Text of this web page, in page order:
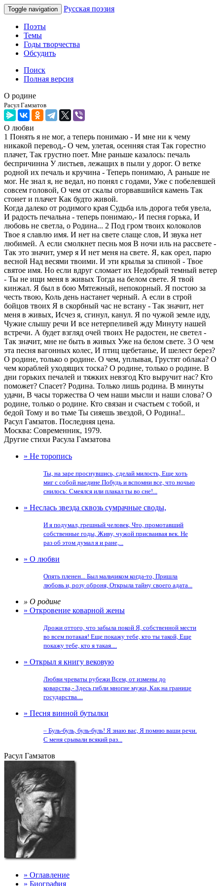
Toggle navigation Русская поэзия
Поэты
Темы
Годы творчества
Обсудить
Поиск
Полная версия
О родине
Расул Гамзатов
О любви
1 Понять я не мог, а теперь понимаю - И мне ни к чему
никакой перевод,- О чем, улетая, осенняя стая Так горестно
плачет, Так грустно поет. Мне раньше казалось: печаль
беспричинна У листьев, лежащих в пыли у дорог. О ветке
родной их печаль и кручина - Теперь понимаю, А раньше не
мог. Не знал я, не ведал, но понял с годами, Уже с побелевшей
совсем головой, О чем от скалы оторвавшийся камень Так
стонет и плачет Как будто живой.
Когда далеко от родимого края Судьба иль дорога тебя увела,
И радость печальна - теперь понимаю,- И песня горька, И
любовь не светла, о Родина... 2 Под гром твоих колоколов
Твое я славлю имя. И нет на свете слаще слов, И звука нет
любимей. А если смолкнет песнь моя В ночи иль на рассвете -
Так это значит, умер я И нет меня на свете. Я, как орел, парю
весной Над весями твоими. И эти крылья за спиной - Твое
святое имя. Но если вдруг сломает их Недобрый темный ветер
- Ты не ищи меня в живых Тогда на белом свете. Я твой
кинжал. Я был в бою Мятежный, непокорный. Я постою за
честь твою, Коль день настанет черный. А если в строй
бойцов твоих Я в скорбный час не встану - Так значит, нет
меня в живых, Исчез я, сгинул, канул. Я по чужой земле иду,
Чужие слышу речи И все нетерпеливей жду Минуту нашей
встречи. А будет взгляд очей твоих Не радостен, не светел -
Так значит, мне не быть в живых Уже на белом свете. 3 О чем
эта песня вагонных колес, И птиц щебетанье, И шелест берез?
О родине, только о родине. О чем, уплывая, Грустят облака? О
чем кораблей уходящих тоска? О родине, только о родине. В
дни горьких печалей и тяжких невзгод Кто выручит нас? Кто
поможет? Спасет? Родина. Только лишь родина. В минуты
удачи, В часы торжества О чем наши мысли и наши слова? О
родине, только о родине. Кто связан и счастьем с тобой, и
бедой Тому и во тьме Ты сияешь звездой, О Родина!..
Расул Гамзатов. Последняя цена.
Москва: Современник, 1979.
Другие стихи Расула Гамзатова
» Не торопись
Ты, на заре проснувшись, сделай милость, Еще хоть
миг с собой наедине Побудь и вспомни все, что ночью
снилось: Смеялся или плакал ты во сне!...
» Неслась звезда сквозь сумрачные своды,
И я подумал, грешный человек, Что, промотавший
собственные годы, Живу, чужой присваивая век. Не
раз об этом думал я и ране,...
» О любви
Опять пленен... Был мальчиком когда-то, Пришла
любовь и, розу оброня, Открыла тайну своего адата...
» О родине
» Откровение коварной жены
Дрожи оттого, что забыла покой Я, собственной мести
во всем потакая! Еще покажу тебе, кто ты такой, Еще
покажу тебе, кто я такая....
» Открыл я книгу вековую
Любви чреваты рубежи Всем, от измены до
коварства,- Здесь гибли многие мужи, Как на границе
государства....
» Песня винной бутылки
– Буль-буль, буль-буль! Я знаю вас, Я помню ваши речи.
С меня срывали всякий раз...
Расул Гамзатов
» Оглавление
» Биография